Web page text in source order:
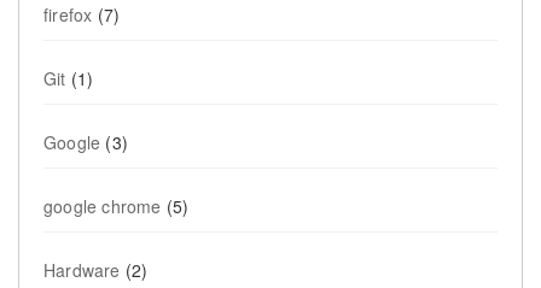
firefox (7)
Git (1)
Google (3)
google chrome (5)
Hardware (2)